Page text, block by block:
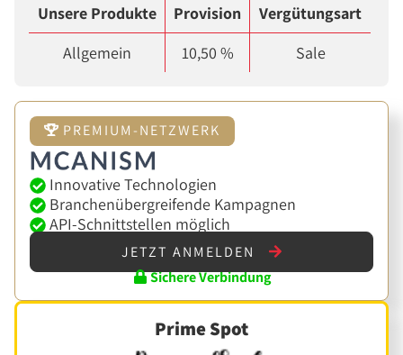
Unsere Produkte Provision
Vergütungsart
Allgemein
10,50 % Sale
PREMIUM-NETZWERK
Innovative Technologien
Branchenübergreifende Kampagnen
API-Schnittstellen möglich
JETZT ANMELDEN
Sichere Verbindung
Prime Spot